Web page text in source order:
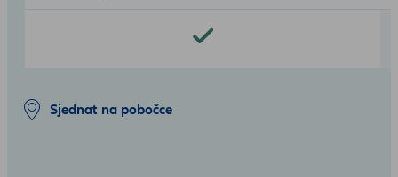
Sjednat na pobočce